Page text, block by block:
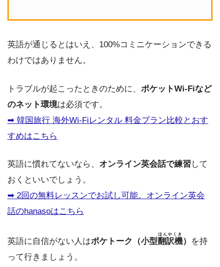
英語が通じるとはいえ、100%コミニケーションできる
わけではありません。
トラブルが起こったときのために、 ポケットWi-Fiなど
のネット環境は必須です。
➡︎ 韓国旅行 海外Wi-Fiレンタル 料金プラン比較とおす
すめはこちら
英語に慣れてないなら、 オンライン英会話で練習 して
おくといいでしょう。
➡︎ 2回の無料レッスンでお試し可能。オンライン英会
話のhanasoはこちら
英語に自信がない人はポケトーク（小型翻訳機
ほんやくき
）
を持
って行きましょう。